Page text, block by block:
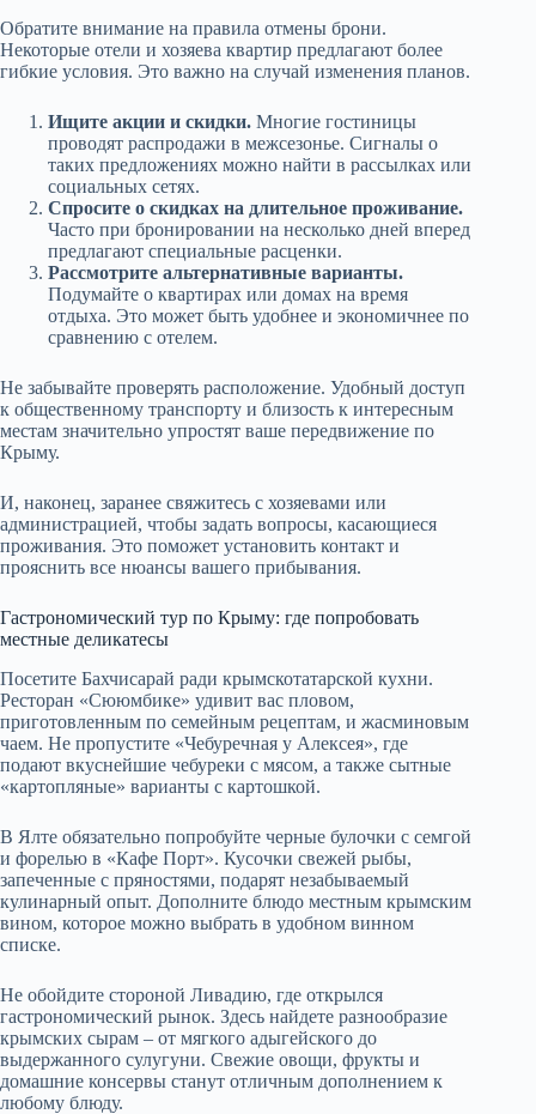
Обратите внимание на правила отмены брони.
Некоторые отели и хозяева квартир предлагают более
гибкие условия. Это важно на случай изменения планов.
Ищите акции и скидки. Многие гостиницы
проводят распродажи в межсезонье. Сигналы о
таких предложениях можно найти в рассылках или
социальных сетях.
Спросите о скидках на длительное проживание.
Часто при бронировании на несколько дней вперед
предлагают специальные расценки.
Рассмотрите альтернативные варианты.
Подумайте о квартирах или домах на время
отдыха. Это может быть удобнее и экономичнее по
сравнению с отелем.
Не забывайте проверять расположение. Удобный доступ
к общественному транспорту и близость к интересным
местам значительно упростят ваше передвижение по
Крыму.
И, наконец, заранее свяжитесь с хозяевами или
администрацией, чтобы задать вопросы, касающиеся
проживания. Это поможет установить контакт и
прояснить все нюансы вашего прибывания.
Гастрономический тур по Крыму: где попробовать
местные деликатесы
Посетите Бахчисарай ради крымскотатарской кухни.
Ресторан «Сююмбике» удивит вас пловом,
приготовленным по семейным рецептам, и жасминовым
чаем. Не пропустите «Чебуречная у Алексея», где
подают вкуснейшие чебуреки с мясом, а также сытные
«картопляные» варианты с картошкой.
В Ялте обязательно попробуйте черные булочки с семгой
и форелью в «Кафе Порт». Кусочки свежей рыбы,
запеченные с пряностями, подарят незабываемый
кулинарный опыт. Дополните блюдо местным крымским
вином, которое можно выбрать в удобном винном
списке.
Не обойдите стороной Ливадию, где открылся
гастрономический рынок. Здесь найдете разнообразие
крымских сырам – от мягкого адыгейского до
выдержанного сулугуни. Свежие овощи, фрукты и
домашние консервы станут отличным дополнением к
любому блюду.